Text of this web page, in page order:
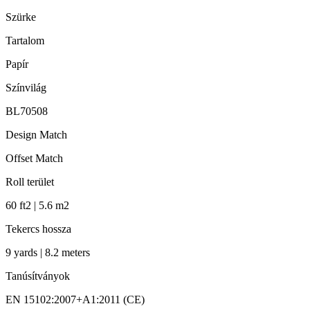
Szürke
Tartalom
Papír
Színvilág
BL70508
Design Match
Offset Match
Roll terület
60 ft2 | 5.6 m2
Tekercs hossza
9 yards | 8.2 meters
Tanúsítványok
EN 15102:2007+A1:2011 (CE)